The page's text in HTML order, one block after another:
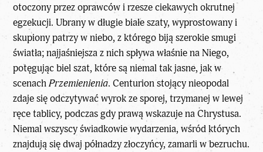
otoczony przez oprawców i rzesze ciekawych okrutnej
egzekucji. Ubrany w długie białe szaty, wyprostowany i
skupiony patrzy w niebo, z którego biją szerokie smugi
światła; najjaśniejsza z nich spływa właśnie na Niego,
potęgując biel szat, które są niemal tak jasne, jak w
scenachPrzemienienia. Centurion stojący nieopodal
zdaje się odczytywać wyrok ze sporej, trzymanej w lewej
ręce tablicy, podczas gdy prawą wskazuje na Chrystusa.
Niemal wszyscy świadkowie wydarzenia, wśród których
znajdują się dwaj półnadzy złoczyńcy, zamarli w bezruchu.